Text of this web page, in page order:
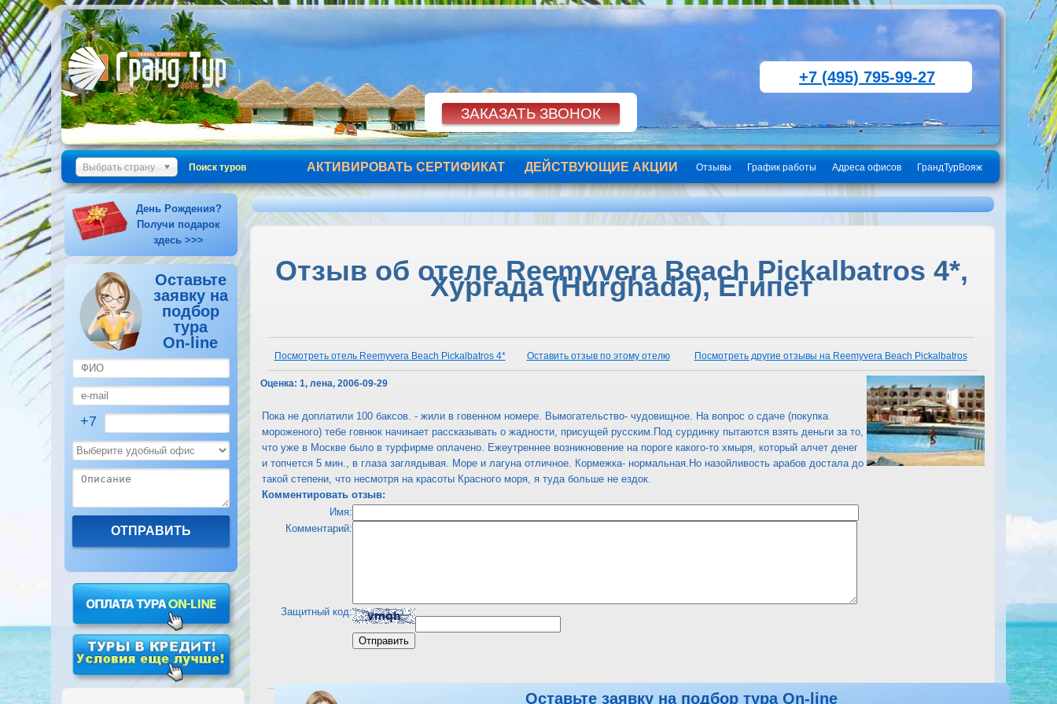
+7 (495) 795-99-27
Выбрать страну Поиск туров ГрандТурВояж
Адреса офисов
График работы
Отзывы
ДЕЙСТВУЮЩИЕ АКЦИИ
АКТИВИРОВАТЬ СЕРТИФИКАТ
День Рождения?
Получи подарок
здесь >>>
Оставьте
заявку на
подбор
тура
On-line
+7
Отзыв об отеле Reemyvera Beach Pickalbatros 4*,
Хургада (Hurghada), Египет
Посмотреть отель Reemyvera Beach Pickalbatros 4* Оставить отзыв по этому отелю Посмотреть другие отзывы на Reemyvera Beach Pickalbatros
Оценка: 1, лена, 2006-09-29
Пока не доплатили 100 баксов. - жили в говенном номере. Вымогательство- чудовищное. На вопрос о сдаче (покупка
мороженого) тебе говнюк начинает рассказывать о жадности, присущей русским.Под сурдинку пытаются взять деньги за то,
что уже в Москве было в турфирме оплачено. Ежеутреннее возникновение на пороге какого-то хмыря, который алчет денег
и топчется 5 мин., в глаза заглядывая. Море и лагуна отличное. Кормежка- нормальная.Но назойливость арабов достала до
такой степени, что несмотря на красоты Красного моря, я туда больше не ездок.
Комментировать отзыв:
Имя:
Комментарий:
Защитный код:
Оставьте заявку на подбор тура On-line